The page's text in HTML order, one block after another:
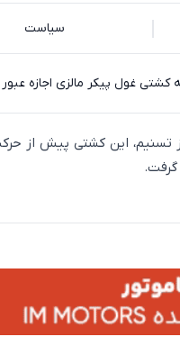
سیاست
کشتی غول پیکر مالزی اجازه عبور
تسنیم، این کشتی پیش از
گرفت.